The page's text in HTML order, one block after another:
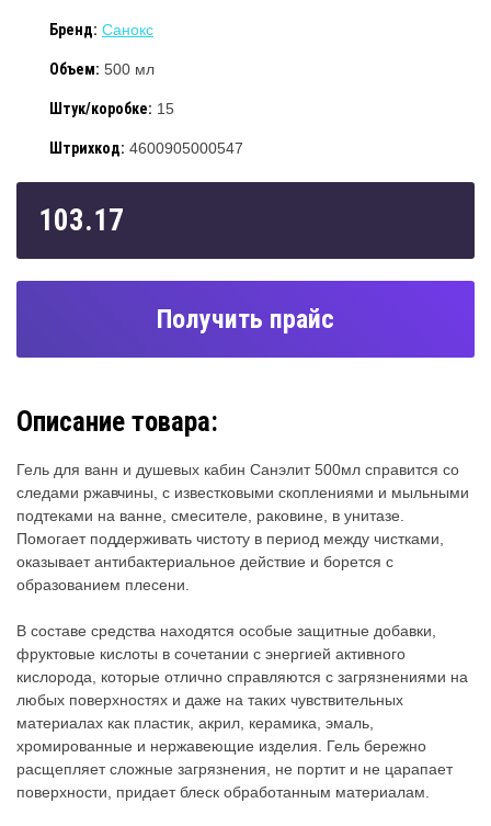
Бренд: Санокс
Объем: 500 мл
Штук/коробке: 15
Штрихкод: 4600905000547
103.17
Получить прайс
Описание товара:
Гель для ванн и душевых кабин Санэлит 500мл справится со
следами ржавчины, с известковыми скоплениями и мыльными
подтеками на ванне, смесителе, раковине, в унитазе.
Помогает поддерживать чистоту в период между чистками,
оказывает антибактериальное действие и борется с
образованием плесени.
В составе средства находятся особые защитные добавки,
фруктовые кислоты в сочетании с энергией активного
кислорода, которые отлично справляются с загрязнениями на
любых поверхностях и даже на таких чувствительных
материалах как пластик, акрил, керамика, эмаль,
хромированные и нержавеющие изделия. Гель бережно
расщепляет сложные загрязнения, не портит и не царапает
поверхности, придает блеск обработанным материалам.